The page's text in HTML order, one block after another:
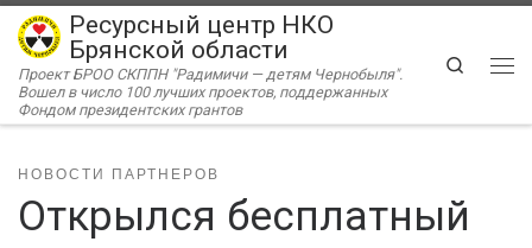
Перейти к содержимому
Ресурсный центр НКО
Брянской области
Проект БРОО СКППН "Радимичи — детям Чернобыля".
Вошел в число 100 лучших проектов, поддержанных
Фондом президентских грантов
Search
НОВОСТИ ПАРТНЕРОВ
Открылся бесплатный